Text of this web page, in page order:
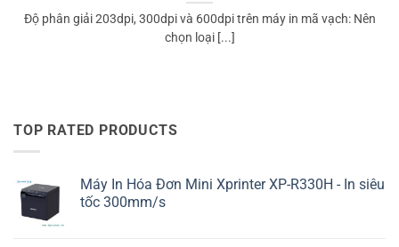
Độ phân giải 203dpi, 300dpi và 600dpi trên máy in mã vạch: Nên
chọn loại [...]
TOP RATED PRODUCTS
Máy In Hóa Đơn Mini Xprinter XP-R330H - In siêu
tốc 300mm/s